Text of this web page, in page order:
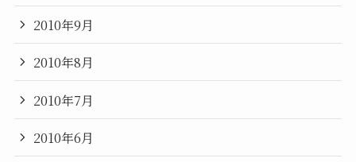
2010年9月
2010年8月
2010年7月
2010年6月